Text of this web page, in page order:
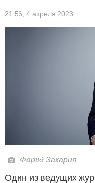
21:56, 4 апреля 2023
Фарид Захария
Один из ведущих